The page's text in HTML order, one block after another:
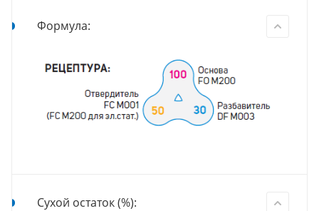
Формула:
Сухой остаток (%):